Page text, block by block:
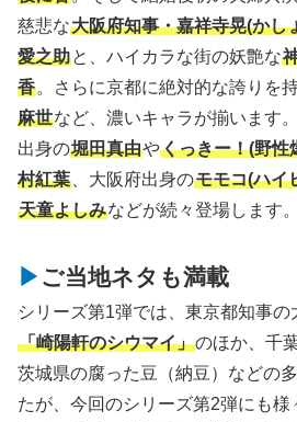
慈悲な大阪府知事・嘉祥寺晃(かし
愛之助と、ハイカラな街の妖艶な
香。さらに京都に絶対的な誇りを
麻世など、濃いキャラが揃います
出身の堀田真由やくっきー！(野性
村紅葉 、大阪府出身のモモコ(ハイ
天童よしみなどが続々登場します。
ご当地ネタも満載
シリーズ第1弾では、東京都知事の
「崎陽軒のシウマイ」のほか、千
茨城県の腐った豆（納豆）などの
たが、今回のシリーズ第2弾にも様